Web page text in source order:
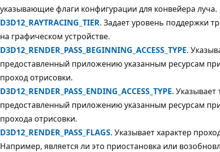
указывающие флаги конфигурации для конвейера луча.
D3D12_RAYTRACING_TIER. Задает уровень поддержки
на графическом устройстве.
D3D12_RENDER_PASS_BEGINNING_ACCESS_TYPE.
предоставленный приложению указанным ресурсам
проход отрисовки.
D3D12_RENDER_PASS_ENDING_ACCESS_TYPE. Указывает
предоставленный приложению указанным ресурсам
прохода отрисовки.
D3D12_RENDER_PASS_FLAGS. Указывает характер
Например, является ли это приостановка или